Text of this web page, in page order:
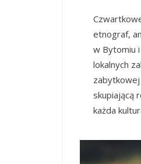
etnograf,
w Bytomiu
lokalnych
skupiającą
każda